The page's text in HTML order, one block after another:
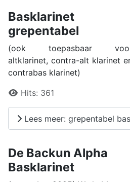
Basklarinet
grepentabel
(ook toepasbaar
altklarinet, contra-alt klarinet
contrabas klarinet)
Details
Hits: 361
Lees meer: grepentabel bas
De Backun Alpha
Basklarinet